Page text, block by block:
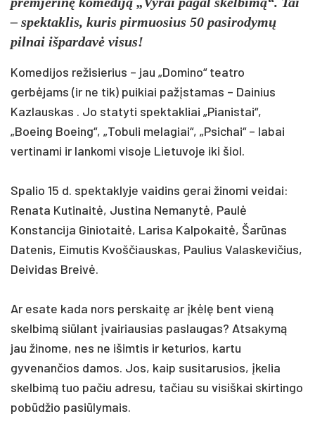
– spektaklis, kuris pirmuosius 50 pasirodymų
pilnai išpardavė visus!
Komedijos režisierius – jau „Domino“ teatro
gerbėjams (ir ne tik) puikiai pažįstamas – Dainius
Kazlauskas . Jo statyti spektakliai „Pianistai“,
„Boeing Boeing“, „Tobuli melagiai“, „Psichai“ – labai
vertinami ir lankomi visoje Lietuvoje iki šiol.
Spalio 15 d. spektaklyje vaidins gerai žinomi veidai:
Renata Kutinaitė, Justina Nemanytė, Paulė
Konstancija Giniotaitė, Larisa Kalpokaitė, Šarūnas
Datenis, Eimutis Kvoščiauskas, Paulius Valaskevičius,
Deividas Breivė.
Ar esate kada nors perskaitę ar įkėlę bent vieną
skelbimą siūlant įvairiausias paslaugas? Atsakymą
jau žinome, nes ne išimtis ir keturios, kartu
gyvenančios damos. Jos, kaip susitarusios, įkelia
skelbimą tuo pačiu adresu, tačiau su visiškai skirtingo
pobūdžio pasiūlymais.